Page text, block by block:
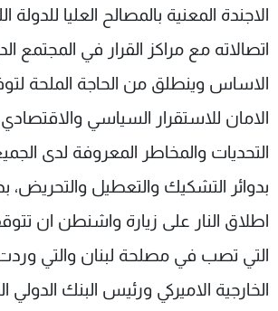
الاجندة المعنية بالمصالح العليا للدولة
اتصالاته مع مراكز القرار في المجتمع
الاساس وينطلق من الحاجة الملحة
الامان للاستقرار السياسي
التحديات والمخاطر المعروفة لدى
بدوائر التشكيك والتعطيل والتحريض،
اطلاق النار على زيارة واشنطن ان
التي تصب في مصلحة لبنان والتي
الخارجية الاميركي ورئيس البنك الدولي